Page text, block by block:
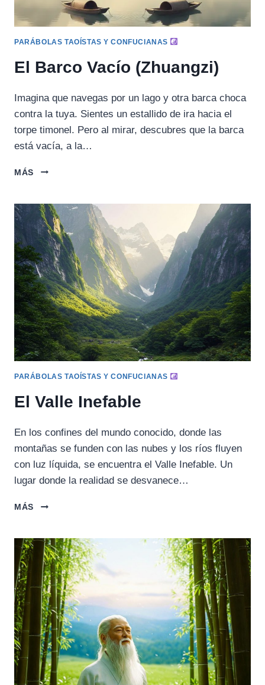
PARÁBOLAS TAOÍSTAS Y CONFUCIANAS
El Barco Vacío (Zhuangzi)
Imagina que navegas por un lago y otra barca choca
contra la tuya. Sientes un estallido de ira hacia el
torpe timonel. Pero al mirar, descubres que la barca
está vacía, a la…
MÁS
EL
(ZHUANGZI)
PARÁBOLAS TAOÍSTAS Y CONFUCIANAS
El Valle Inefable
En los confines del mundo conocido, donde las
montañas se funden con las nubes y los ríos fluyen
con luz líquida, se encuentra el Valle Inefable. Un
lugar donde la realidad se desvanece…
MÁS
EL